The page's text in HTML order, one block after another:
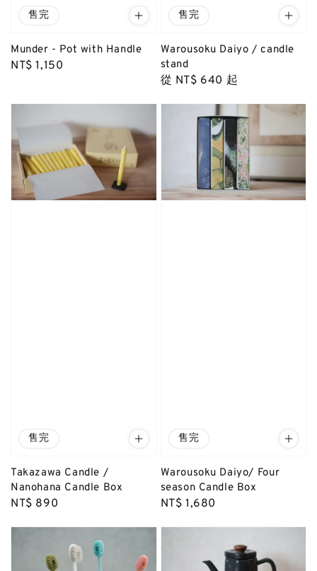
售完
Munder - Pot with Handle
Regular
NT$ 1,150
售完
Warousoku Daiyo / candle
stand
Regular
從 NT$ 640 起
售完
Takazawa Candle /
Nanohana Candle Box
Regular
NT$ 890
售完
Warousoku Daiyo/ Four
season Candle Box
Regular
NT$ 1,680